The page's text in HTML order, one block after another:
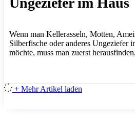
Wenn man Kellerasseln, Motten,
Silberfische oder anderes Ungeziefer
möchte, muss man zuerst
+ Mehr Artikel laden